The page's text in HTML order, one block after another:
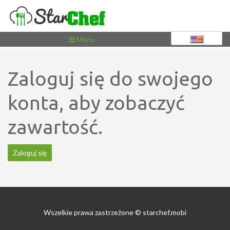
Toggle
navigation
Menu
Zaloguj się do swojego
konta, aby zobaczyć
zawartość.
Zaloguj się
Wszelkie prawa zastrzeżone © starchef.mobi